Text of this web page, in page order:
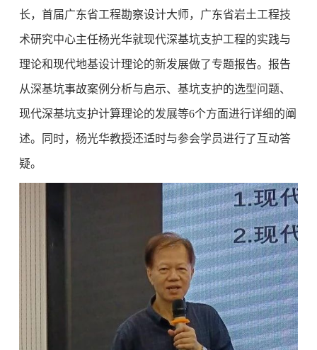
长，首届广东省工程勘察设计大师，广东省岩土工程技
术研究中心主任杨光华就现代深基坑支护工程的实践与
理论和现代地基设计理论的新发展做了专题报告。报告
从深基坑事故案例分析与启示、基坑支护的选型问题、
现代深基坑支护计算理论的发展等6个方面进行详细的阐
述。同时，杨光华教授还适时与参会学员进行了互动答
疑。